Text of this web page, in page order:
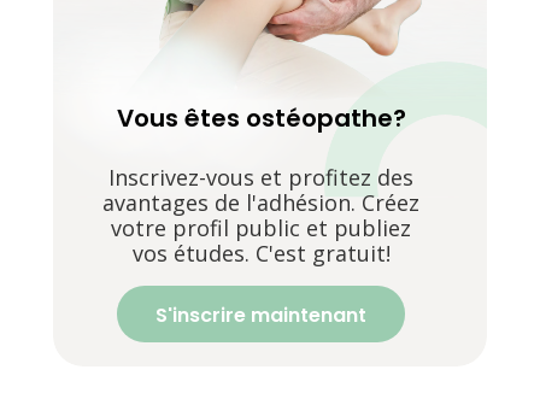
Vous êtes ostéopathe?
Inscrivez-vous et profitez des
avantages de l'adhésion. Créez
votre profil public et publiez
vos études. C'est gratuit!
S'inscrire maintenant